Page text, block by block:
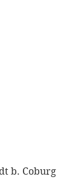
b. Coburg